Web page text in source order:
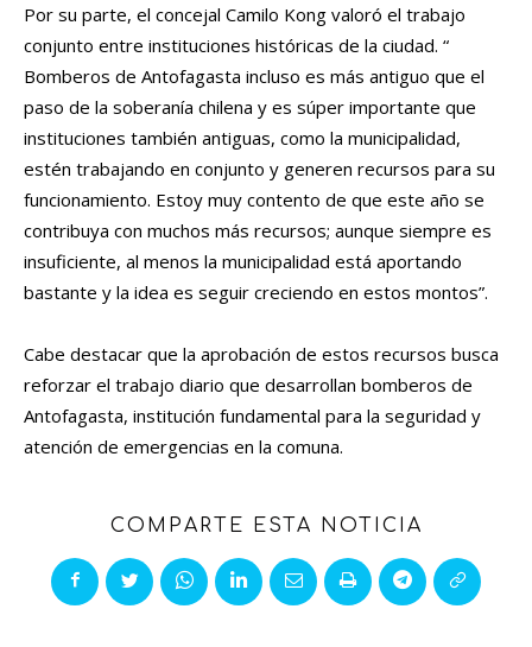
Por su parte, el concejal Camilo Kong valoró el trabajo
conjunto entre instituciones históricas de la ciudad. “
Bomberos de Antofagasta incluso es más antiguo que el
paso de la soberanía chilena y es súper importante que
instituciones también antiguas, como la municipalidad,
estén trabajando en conjunto y generen recursos para su
funcionamiento. Estoy muy contento de que este año se
contribuya con muchos más recursos; aunque siempre es
insuficiente, al menos la municipalidad está aportando
bastante y la idea es seguir creciendo en estos montos”.
Cabe destacar que la aprobación de estos recursos busca
reforzar el trabajo diario que desarrollan bomberos de
Antofagasta, institución fundamental para la seguridad y
atención de emergencias en la comuna.
COMPARTE ESTA NOTICIA